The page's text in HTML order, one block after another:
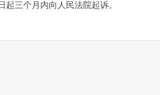
三个月内向人民法院起诉。